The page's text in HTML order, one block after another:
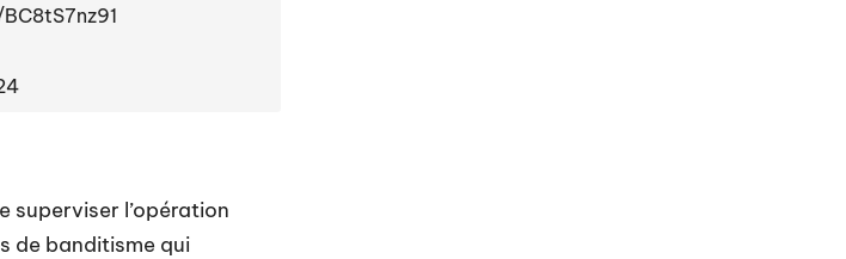
superviser l’opération
de banditisme qui